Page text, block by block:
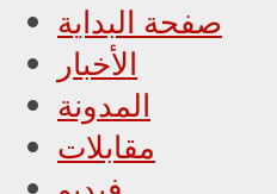
صفحة البداية
الأخبار
المدونة
مقابلات